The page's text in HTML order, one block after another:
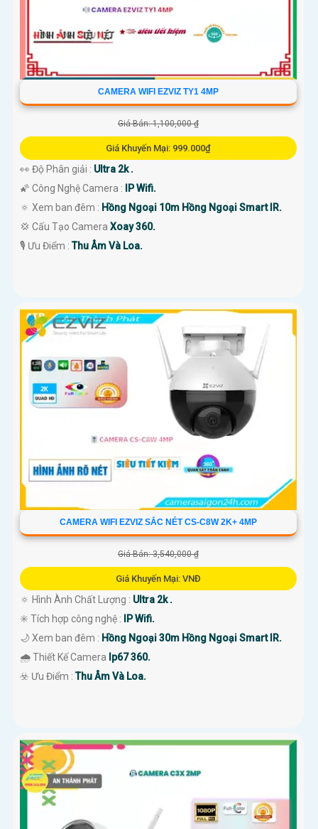
CAMERA WIFI EZVIZ TY1 4MP
Giá Bán: 1,100,000 ₫
Giá Khuyến Mại: 999.000₫
👀 Độ Phân giải : Ultra 2k .
🌠 Công Nghệ Camera :
IP Wifi.
🔅 Xem ban đêm : Hồng Ngoại 10m Hồng Ngoại Smart IR.
💢 Cấu Tạo Camera Xoay 360.
️🎙 Ưu Điểm :Thu Âm Và Loa.
CAMERA WIFI EZVIZ SẮC NÉT CS-C8W 2K+ 4MP
Giá Bán: 3,540,000 ₫
Giá Khuyến Mại: VNĐ
🔅 Hình Ành Chất Lượng : Ultra 2k .
✳️ Tích hợp công nghệ :
IP Wifi.
🌙 Xem ban đêm : Hồng Ngoại 30m Hồng Ngoại Smart IR.
🌧️ Thiết Kế Camera Ip67 360.
️☣️ Ưu Điểm :Thu Âm Và Loa.